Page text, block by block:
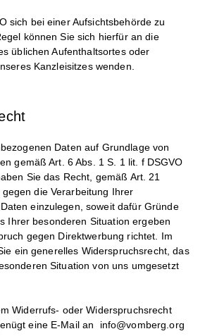
sich bei einer Aufsichtsbehörde zu
können Sie sich hierfür an die
üblichen Aufenthaltsortes oder
Kanzleisitzes wenden.
Daten auf Grundlage von
gemäß Art. 6 Abs. 1 S. 1 lit. f DSGVO
Sie das Recht, gemäß Art. 21
die Verarbeitung Ihrer
einzulegen, soweit dafür Gründe
Ihrer besonderen Situation ergeben
gegen Direktwerbung richtet. Im
ein generelles Widerspruchsrecht, das
Situation von uns umgesetzt
Widerrufs- oder Widerspruchsrecht
eine E-Mail an info@vomberg.org